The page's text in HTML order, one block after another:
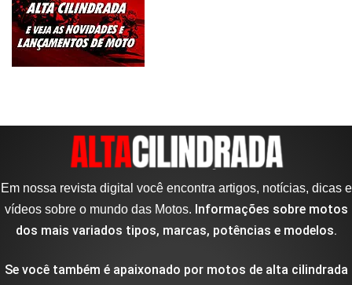
Em nossa revista digital você encontra artigos, notícias, dicas e
vídeos sobre o mundo das Motos. Informações sobre motos
dos mais variados tipos, marcas, potências e modelos.
Se você também é apaixonado por motos de alta cilindrada